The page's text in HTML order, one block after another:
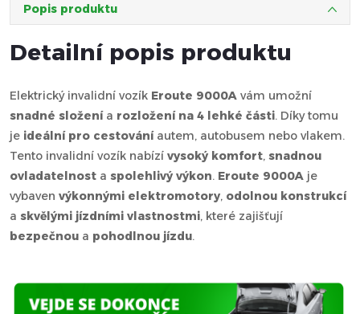
Popis produktu
Detailní popis produktu
Elektrický invalidní vozík Eroute 9000A vám umožní
snadné složenía rozložení na 4 lehké části. Díky tomu
je ideální pro cestováníautem, autobusem nebo vlakem.
Tento invalidní vozík nabízí vysoký komfort, snadnou
ovladatelnost a spolehlivý výkon. Eroute 9000A je
vybaven výkonnými elektromotory, odolnou konstrukcí
a skvělými jízdními vlastnostmi, které zajišťují
bezpečnou a pohodlnou jízdu.